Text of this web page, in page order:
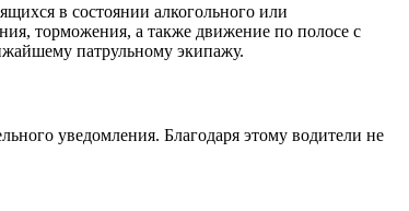
в состоянии алкогольного или
торможения, а также движение по полосе с
патрульному экипажу.
уведомления. Благодаря этому водители не